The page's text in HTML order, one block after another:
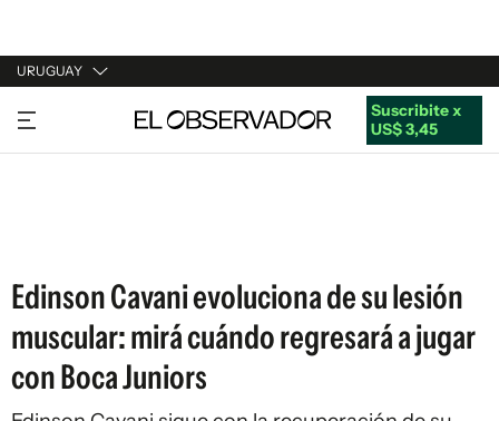
URUGUAY
URUGUAY
ARGENTINA
Suscribite x
US$ 3,45
Edinson Cavani evoluciona de su lesión
muscular: mirá cuándo regresará a jugar
con Boca Juniors